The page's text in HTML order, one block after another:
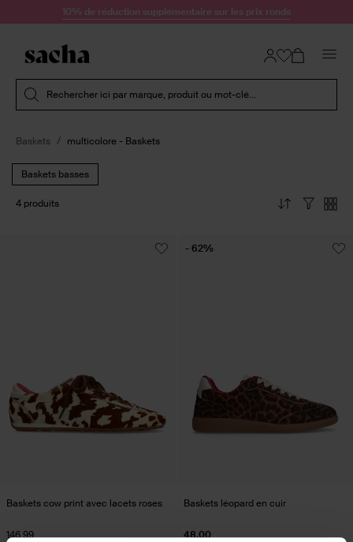
Passer au contenu10% de réduction supplémentaire sur les prix ronds
Rechercher ici par marque, produit ou mot-clé...
Baskets multicolore - Baskets
Baskets basses
4 produits
Baskets cow print avec lacets roses
146.99
Baskets léopard en cuir
48.00
- 62%